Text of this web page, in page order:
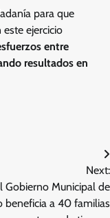
para que
ejercicio
entre
resultados en
Next:
Gobierno Municipal de
beneficia a 40 familias